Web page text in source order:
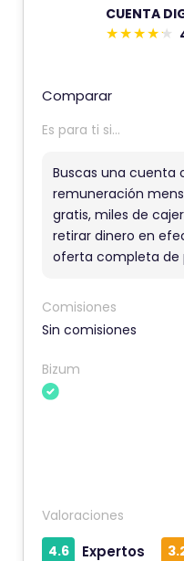
CUENTA
E
t
e
o
m
e
n
t
r
u
Comparar
Es para ti si...
Buscas una cuenta
remuneración
gratis, miles de
retirar dinero en
oferta completa de
Comisiones
Sin comisiones
Bizum
Valoraciones
4.6
Expertos